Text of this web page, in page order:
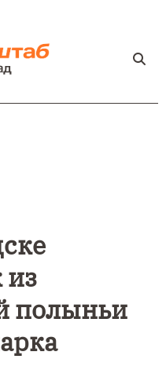
из
полыньи